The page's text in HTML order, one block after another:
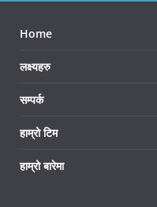
Home
लक्ष्यहरु
सम्पर्क
हाम्रो टिम
हाम्रो बारेमा